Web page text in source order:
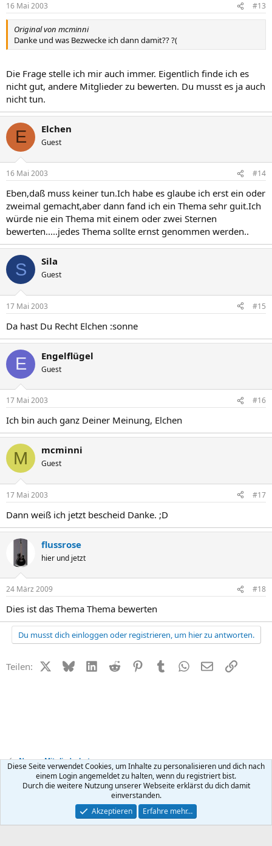
16 Mai 2003 #13
Original von mcminni
Danke und was Bezwecke ich dann damit?? ?(
Die Frage stelle ich mir auch immer. Eigentlich finde ich es
nicht gut, andere Mitglieder zu bewerten. Du musst es ja auch
nicht tun.
E Elchen
Guest
16 Mai 2003 #14
Eben,daß muss keiner tun.Ich habe es glaube ich erst ein oder
zweimal gemacht,aber dann fand ich ein Thema sehr guit.Ich
würde nie ein Thema mit einem oder zwei Sternen
bewerten.....jedes Thema sollte ernst genommen werden..
S Sila
Guest
17 Mai 2003 #15
Da hast Du Recht Elchen :sonne
E Engelflügel
Guest
17 Mai 2003 #16
Ich bin auch ganz Deiner Meinung, Elchen
M mcminni
Guest
17 Mai 2003 #17
Dann weiß ich jetzt bescheid Danke. ;D
flussrose
hier und jetzt
24 März 2009 #18
Dies ist das Thema Thema bewerten
Du musst dich einloggen oder registrieren, um hier zu antworten.
Teilen: X (Twitter)
BlueskyLinkedIn
Reddit PinterestTumblr WhatsApp
E-MailLink
News + Mitgliederbetreuung
Kontakt Nutzungsbedingungen Datenschutz Hilfe
R
Community platform by XenForo ® © 2010-2026 XenForo Ltd.
Diese Seite verwendet Cookies, um Inhalte zu personalisieren und dich nach
einem Login angemeldet zu halten, wenn du registriert bist.
Durch die weitere Nutzung unserer Webseite erklärst du dich damit
einverstanden.
Akzeptieren
Erfahre mehr…